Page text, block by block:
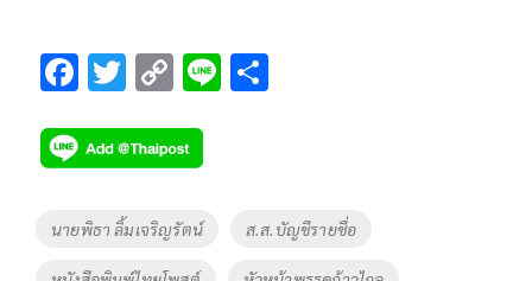
F
e
b
o
o
T
tt
er
C
p
y
Li
Li
Tags
นายพิธา ลิ้มเจริญรัตน์ ส.ส.บัญชีรายชื่อ